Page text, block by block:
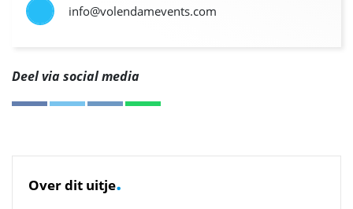
info@volendamevents.com
Deel via social media
Over dit uitje.